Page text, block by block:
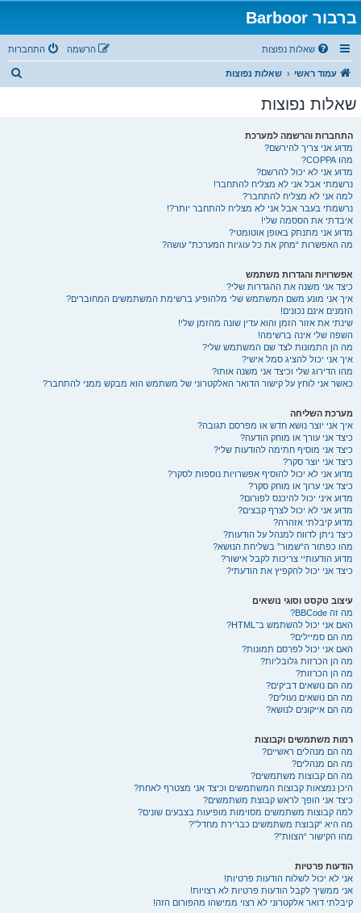
ברבור Barboor
שאלות נפוצות התחברות הרשמה
עמוד ראשי שאלות נפוצות
שאלות נפוצות
התחברות והרשמה למערכת
מדוע אני צריך להירשם?
מהו COPPA?
מדוע אני לא יכול להרשם?
נרשמתי אבל אני לא מצליח להתחבר!
למה אני לא מצליח להתחבר?
נרשמתי בעבר אבל אני לא מצליח להתחבר יותר?!
איבדתי את הססמה שלי!
מדוע אני מתנתק באופן אוטומטי?
מה האפשרות “מחק את כל עוגיות המערכת” עושה?
אפשרויות והגדרות משתמש
כיצד אני משנה את ההגדרות שלי?
איך אני מונע משם המשתמש שלי מלהופיע ברשימת המשתמשים המחוברים?
הזמנים אינם נכונים!
שינתי את אזור הזמן והוא עדין שונה מהזמן שלי!
השפה שלי אינה ברשימה!
מה הן התמונות לצד שם המשתמש שלי?
איך אני יכול להציג סמל אישי?
מהו הדירוג שלי וכיצד אני משנה אותו?
כאשר אני לוחץ על קישור הדואר האלקטרוני של משתמש הוא מבקש ממני להתחבר?
מערכת השליחה
איך אני יוצר נושא חדש או מפרסם תגובה?
כיצד אני עורך או מוחק הודעה?
כיצד אני מוסיף חתימה להודעות שלי?
כיצד אני יוצר סקר?
מדוע אני לא יכול להוסיף אפשרויות נוספות לסקר?
כיצד אני ערוך או מוחק סקר?
מדוע איני יכול להיכנס לפורום?
מדוע אני לא יכול לצרף קבצים?
מדוע קיבלתי אזהרה?
כיצד ניתן לדווח למנהל על הודעות?
מהו כפתור ה“שמור” בשליחת הנושא?
מדוע הודעותיי צריכות לקבל אישור?
כיצד אני יכול להקפיץ את הודעתי?
עיצוב טקסט וסוגי נושאים
מה זה BBCode?
האם אני יכול להשתמש ב־HTML?
מה הם סמיילים?
האם אני יכול לפרסם תמונות?
מה הן הכרזות גלובליות?
מה הן הכרזות?
מה הם נושאים דביקים?
מה הם נושאים נעולים?
מה הם אייקונים לנושא?
רמות משתמשים וקבוצות
מה הם מנהלים ראשיים?
מה הם מנהלים?
מה הם קבוצות משתמשים?
היכן נמצאות קבוצות המשתמשים וכיצד אני מצטרף לאחת?
כיצד אני הופך לראש קבוצת משתמשים?
למה קבוצות משתמשים מסוימות מופיעות בצבעים שונים?
מה היא “קבוצת משתמשים כברירת מחדל”?
מהו הקישור “הצוות”?
הודעות פרטיות
אני לא יכול לשלוח הודעות פרטיות!
אני ממשיך לקבל הודעות פרטיות לא רצויות!
קיבלתי דואר אלקטרוני לא רצוי ממישהו מהפורום הזה!